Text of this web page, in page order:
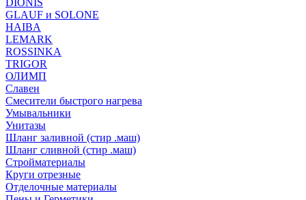
DIONIS
GLAUF и SOLONE
HAIBA
LEMARK
ROSSINKA
TRIGOR
ОЛИМП
Славен
Смесители быстрого нагрева
Умывальники
Унитазы
Шланг заливной (стир .маш)
Шланг сливной (стир .маш)
Стройматериалы
Круги отрезные
Отделочные материалы